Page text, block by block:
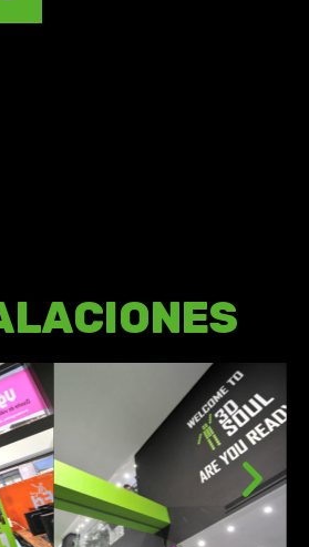
docente
para las